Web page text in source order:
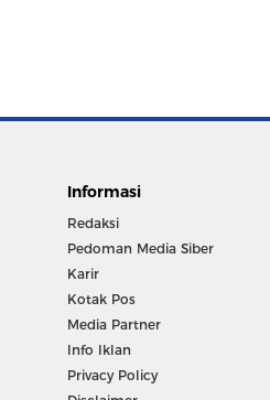
Informasi
Redaksi
Pedoman Media Siber
Karir
Kotak Pos
Media Partner
Info Iklan
Privacy Policy